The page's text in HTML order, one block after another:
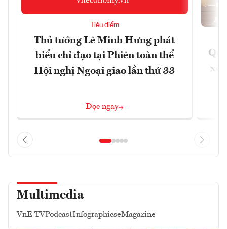
Tiêu điểm
Thủ tướng Lê Minh Hưng phát
biểu chỉ đạo tại Phiên toàn thể
Hội nghị Ngoại giao lần thứ 33
Đọc ngay
Multimedia
VnE TVPodcastInfographicseMagazine